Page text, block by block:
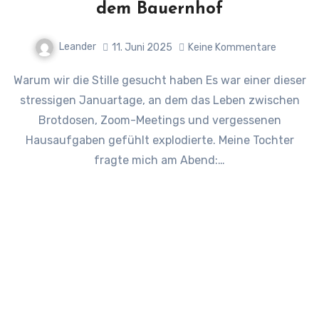
dem Bauernhof
Leander 11. Juni 2025 Keine Kommentare
Warum wir die Stille gesucht haben Es war einer dieser
stressigen Januartage, an dem das Leben zwischen
Brotdosen, Zoom-Meetings und vergessenen
Hausaufgaben gefühlt explodierte. Meine Tochter
fragte mich am Abend:…